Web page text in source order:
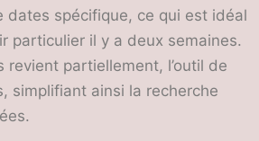
dates spécifique, ce qui est idéal
particulier il y a deux semaines.
partiellement, l’outil de
simplifiant ainsi la recherche